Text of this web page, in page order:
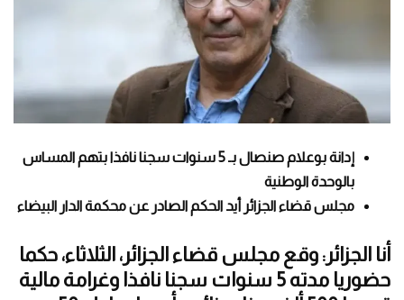
إدانة بوعلام صنصال بـ 5 سنوات سجنا نافذا بتهم المساس
بالوحدة الوطنية
مجلس قضاء الجزائر أيد الحكم الصادر عن محكمة الدار البيضاء
أنا الجزائر: وقع مجلس قضاء الجزائر، الثلاثاء، حكما
حضوريا مدته 5 سنوات سجنا نافذا وغرامة مالية